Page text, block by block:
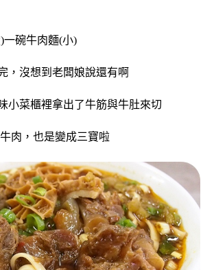
一碗牛肉麵(小)
，沒想到老闆娘說還有啊
小菜櫃裡拿出了牛筋與牛肚來切
肉，也是變成三寶啦